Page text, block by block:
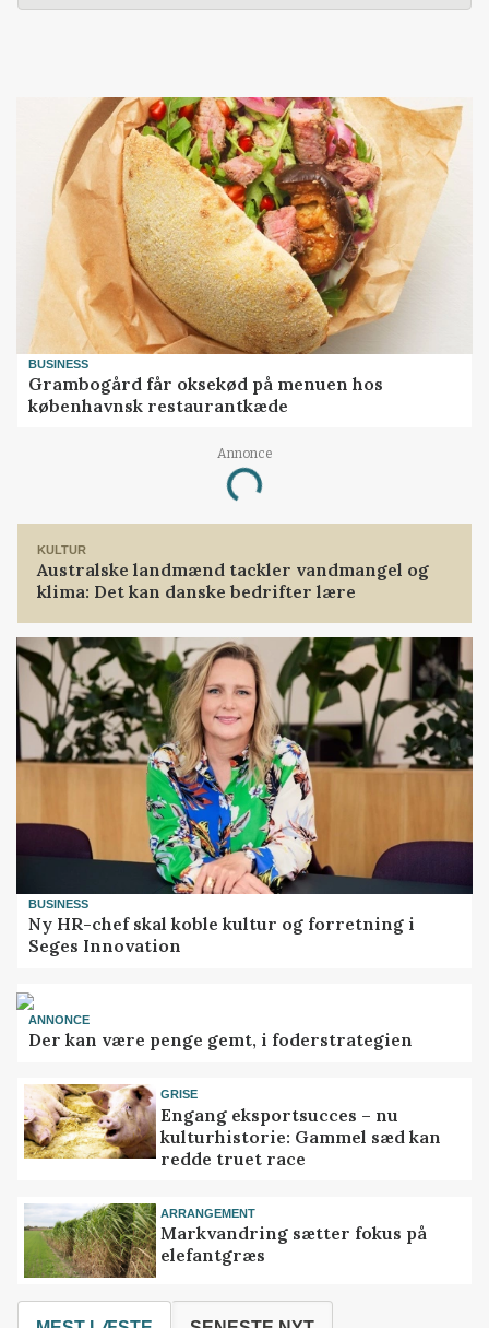
BUSINESS
Grambogård får oksekød på menuen hos
københavnsk restaurantkæde
Annonce
Loading...
KULTUR
Australske landmænd tackler vandmangel og
klima: Det kan danske bedrifter lære
BUSINESS
Ny HR-chef skal koble kultur og forretning i
Seges Innovation
ANNONCE
Der kan være penge gemt, i foderstrategien
GRISE
Engang eksportsucces – nu
kulturhistorie: Gammel sæd kan
redde truet race
ARRANGEMENT
Markvandring sætter fokus på
elefantgræs